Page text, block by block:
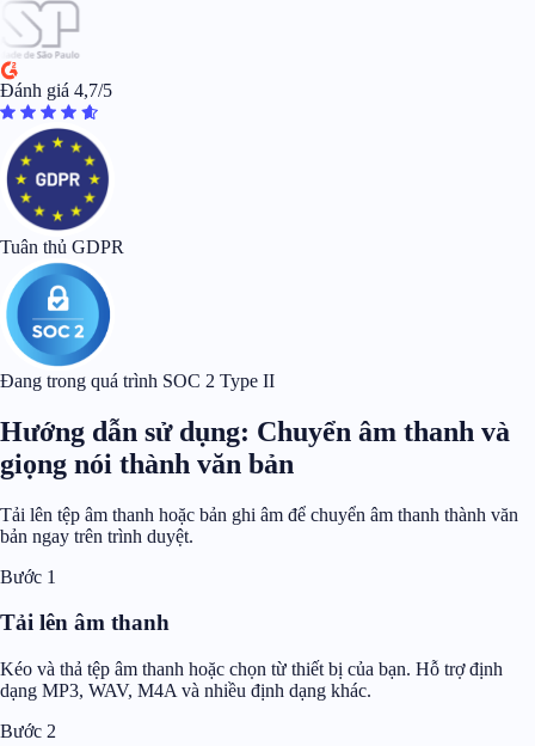
Đánh giá 4,7/5
Tuân thủ GDPR
Đang trong quá trình SOC 2 Type II
Hướng dẫn sử dụng: Chuyển âm thanh và
giọng nói thành văn bản
Tải lên tệp âm thanh hoặc bản ghi âm để chuyển âm thanh thành văn
bản ngay trên trình duyệt.
Bước 1
Tải lên âm thanh
Kéo và thả tệp âm thanh hoặc chọn từ thiết bị của bạn. Hỗ trợ định
dạng MP3, WAV, M4A và nhiều định dạng khác.
Bước 2